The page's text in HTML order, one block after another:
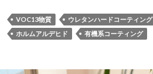
VOC13物質 ウレタンハードコーティング
ホルムアルデヒド
有機系コーティング